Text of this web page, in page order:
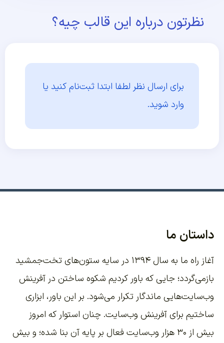
نظرتون درباره این قالب چیه؟
برای ارسال نظر لطفا ابتدا ثبت‌نام کنید یا
وارد شوید.
داستان ما
آغاز راه ما به سال ۱۳۹۴ در سایه ستون‌های تخت‌جمشید
بازمی‌گردد؛ جایی که باور کردیم شکوه ساختن در آفرینش
وب‌سایت‌هایی ماندگار تکرار می‌شود. بر این باور، ابزاری
ساختیم برای آفرینش وب‌سایت. چنان استوار که امروز
بیش از ۳۰ هزار وب‌سایت فعال بر پایه آن بنا شده؛ و بیش